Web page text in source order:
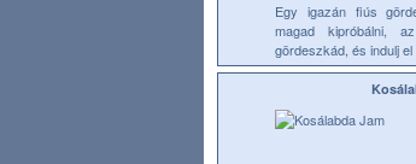
Egy igazán fiús
magad kipróbálni,
gördeszkád, és indulj el